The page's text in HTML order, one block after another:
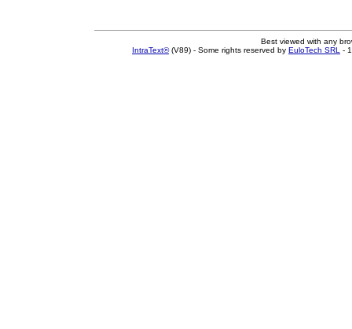
Best viewed with any
IntraText®(V89) - Some rights reserved by EuloTech SRL -